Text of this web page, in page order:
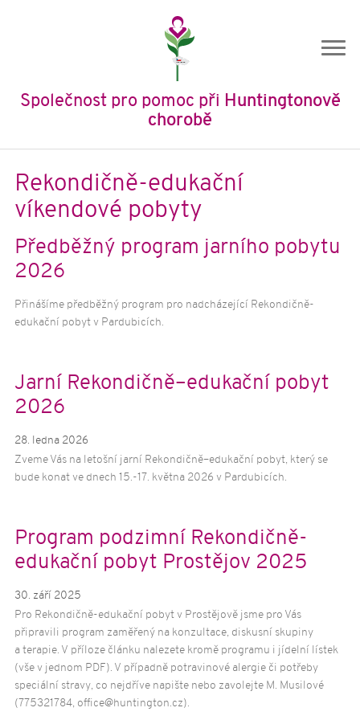
Rekondičně-edukační
víkendové pobyty
Předběžný program jarního pobytu
2026
Přinášíme předběžný program pro nadcházející Rekondičně-
edukační pobyt v Pardubicích.
Jarní Rekondičně–edukační pobyt
2026
28. ledna 2026
Zveme Vás na letošní jarní Rekondičně–edukační pobyt, který se
bude konat ve dnech 15.-17. května 2026 v Pardubicích.
Program podzimní Rekondičně-
edukační pobyt Prostějov 2025
30. září 2025
Pro Rekondičně-edukační pobyt v Prostějově jsme pro Vás
připravili program zaměřený na konzultace, diskusní skupiny
a terapie. V příloze článku nalezete kromě programu i jídelní lístek
(vše v jednom PDF). V případně potravinové alergie či potřeby
speciální stravy, co nejdříve napište nebo zavolejte M. Musilové
(775321784, office@huntington.cz).
Společnost pro pomoc při Huntingtonově
chorobě
Úvod
O nás
Historie SPHCH
Členství
Stanovy
Výroční zprávy
Huntingtonova choroba
Formy HCH
Příznaky HCH
Aktivity
Rekondičně-edukační víkendové pobyty
Domácí cvičení nejen pro pacienty s HCH
Informační kampaně
Zpravodaj Archa
Další publikace
Půjčovna zdravotních pomůcek